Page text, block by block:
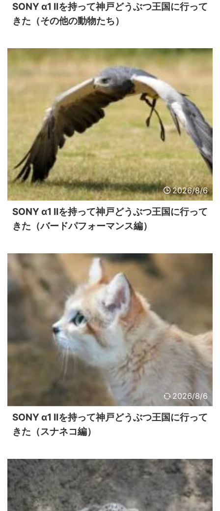
SONY α1 IIを持って神戸どうぶつ王国に行って
きた（その他の動物たち）
2026/8/6
SONY α1 IIを持って神戸どうぶつ王国に行って
きた（バードパフォーマンス編）
2026/8/6
SONY α1 IIを持って神戸どうぶつ王国に行って
きた（スナネコ編）